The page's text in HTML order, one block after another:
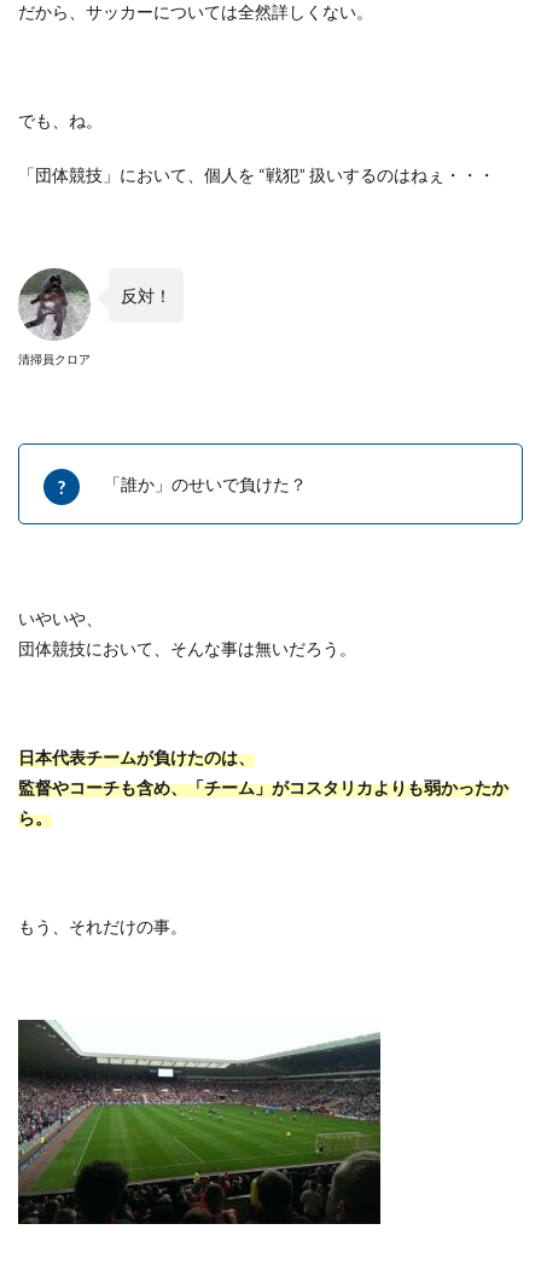
だから、サッカーについては全然詳しくない。
でも、ね。
「団体競技」において、個人を “戦犯” 扱いするのはねぇ・・・
清掃員クロア
反対！
「誰か」のせいで負けた？
いやいや、
団体競技において、そんな事は無いだろう。
日本代表チームが負けたのは、
監督やコーチも含め、「チーム」がコスタリカよりも弱かったか
ら。
もう、それだけの事。